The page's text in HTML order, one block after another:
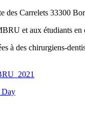
des Carrelets 33300
et aux étudiants en
à des chirurgiens-
Day